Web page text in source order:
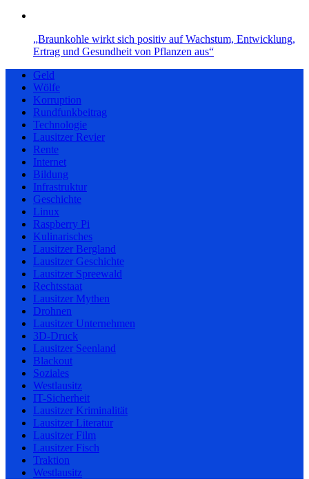
„Braunkohle wirkt sich positiv auf Wachstum, Entwicklung,
Ertrag und Gesundheit von Pflanzen aus“
Geld
Wölfe
Korruption
Rundfunkbeitrag
Technologie
Lausitzer Revier
Rente
Internet
Bildung
Infrastruktur
Geschichte
Linux
Raspberry Pi
Kulinarisches
Lausitzer Bergland
Lausitzer Geschichte
Lausitzer Spreewald
Rechtsstaat
Lausitzer Mythen
Drohnen
Lausitzer Unternehmen
3D-Druck
Lausitzer Seenland
Blackout
Soziales
Westlausitz
IT-Sicherheit
Lausitzer Kriminalität
Lausitzer Literatur
Lausitzer Film
Lausitzer Fisch
Traktion
Westlausitz